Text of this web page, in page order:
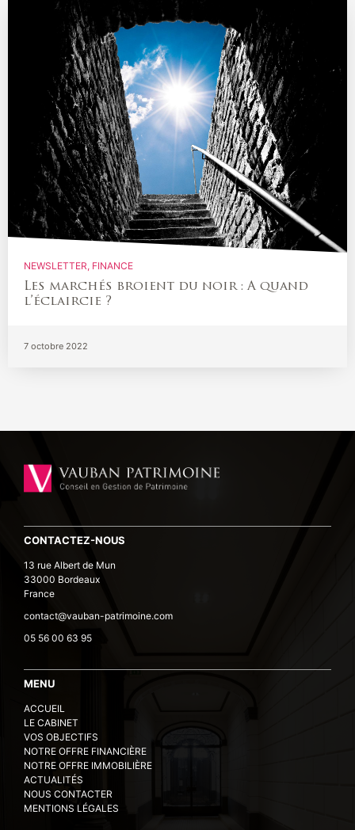
NEWSLETTER FINANCE
Les marchés broient du noir : A quand
l’éclaircie ?
7 octobre 2022
CONTACTEZ-NOUS
13 rue Albert de Mun
33000 Bordeaux
France
contact@vauban-patrimoine.com
05 56 00 63 95
MENU
ACCUEIL
LE CABINET
VOS OBJECTIFS
NOTRE OFFRE FINANCIÈRE
NOTRE OFFRE IMMOBILIÈRE
ACTUALITÉS
NOUS CONTACTER
MENTIONS LÉGALES